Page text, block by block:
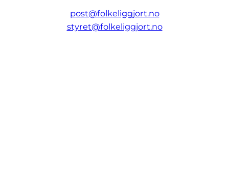
post@folkeliggjort.no
styret@folkeliggjort.no